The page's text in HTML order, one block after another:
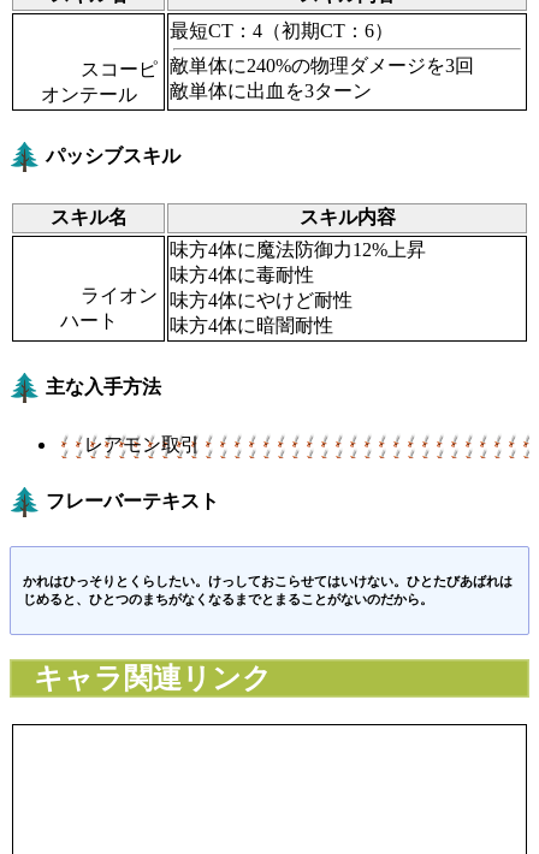
スコーピ
オンテール
最短CT：4 （初期CT：6）
敵単体に240%の物理ダメージを3回
敵単体に出血を3ターン
パッシブスキル
スキル名 スキル内容
ライオン
ハート
味方4体に魔法防御力12%上昇
味方4体に毒耐性
味方4体にやけど耐性
味方4体に暗闇耐性
主な入手方法
レアモン取引
フレーバーテキスト
かれはひっそりとくらしたい。けっしておこらせてはいけない。ひとたびあばれは
じめると、ひとつのまちがなくなるまでとまることがないのだから。
キャラ関連リンク